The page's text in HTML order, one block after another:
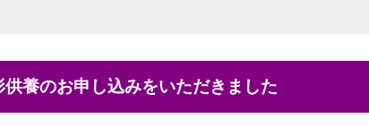
供養のお申し込みをいただきました